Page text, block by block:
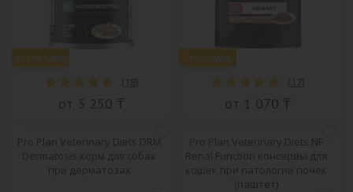
Хит продаж
( 18)
от 3 250 ₸
Хит продаж
( 17)
от 1 070 ₸
Pro Plan Veterinary Diets DRM
Dermatosis корм для собак
при дерматозах
Pro Plan Veterinary Diets NF
Renal Function консервы для
кошек при патологии почек
(паштет)